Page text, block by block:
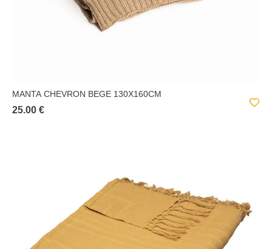
MANTA CHEVRON BEGE 130X160CM
25.00 €